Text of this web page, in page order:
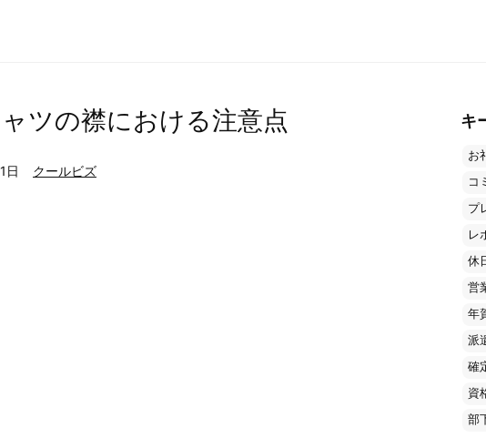
ツの襟における注意点
日 クールビズ
キ
お
コ
プ
レ
休
営
年
派
確
資
部